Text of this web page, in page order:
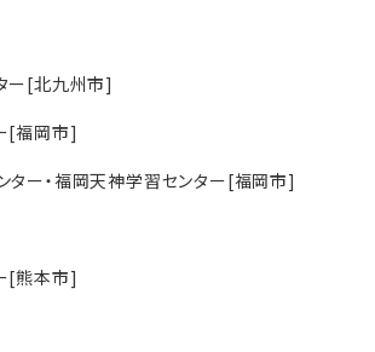
ー[北九州市]
[福岡市]
ター・福岡天神学習センター[福岡市]
[熊本市]